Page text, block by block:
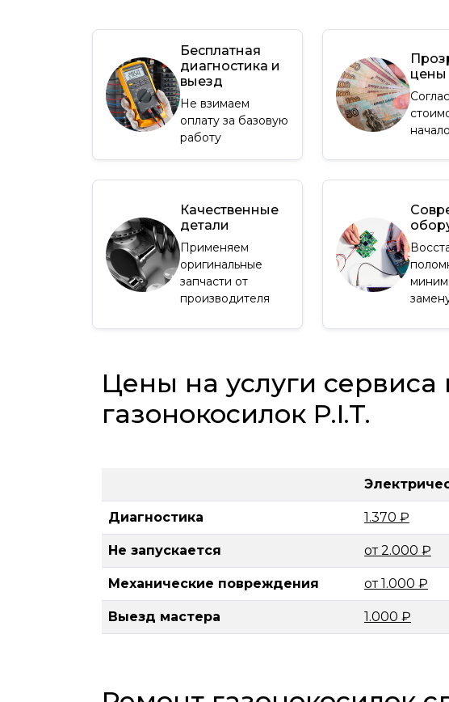
Бесплатная
диагностика и
выезд
Не взимаем
оплату за базовую
работу
цены
Качественные
детали
Применяем
оригинальные
запчасти от
производителя
Цены на услуги сервиса
газонокосилок P.I.T.
Диагностика 1.370 ₽
Не запускается от 2.000 ₽
Механические повреждения от 1.000 ₽
Выезд мастера 1.000 ₽